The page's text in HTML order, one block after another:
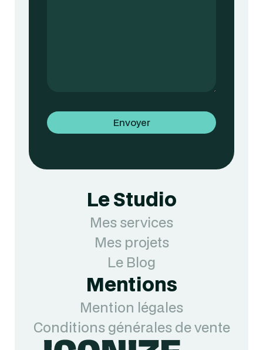
Le Studio
Mes services
Mes projets
Le Blog
Mentions
Mention légales
Conditions générales de vente